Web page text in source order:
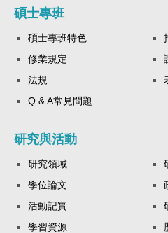
碩士專班
碩士專班特色
修業規定
法規
Q & A常見問題
研究與活動
研究領域
學位論文
活動記實
學習資源